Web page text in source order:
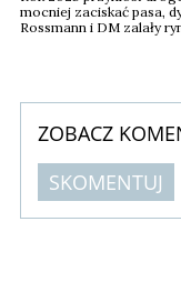
mocniej zaciskać pasa,
Rossmann i DM zalały
ZOBACZ
SKOMENTUJ